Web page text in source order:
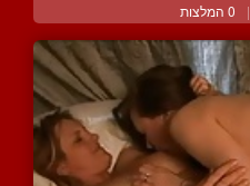
| 0 המלצות